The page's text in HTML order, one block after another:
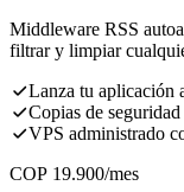
Middleware RSS
filtrar y limpiar
Lanza tu aplicación
Copias de
VPS administrado
COP 19.900/mes